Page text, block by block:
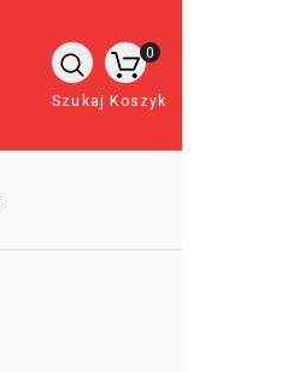
Koszyk
0
Szukaj